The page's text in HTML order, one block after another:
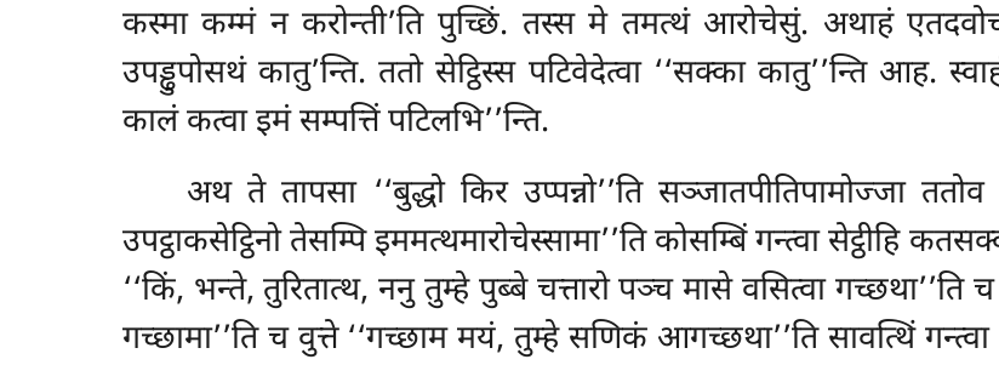
कस्मा कम्मं न करोन्ती’ति पुच्छिं. तस्स मे तमत्थं आरोचेसुं. अथाहं
उपड्ढुपोसथं कातु’न्ति. ततो सेट्ठिस्स पटिवेदेत्वा ‘‘सक्का कातु’’न्ति आह.
कालं कत्वा इमं सम्पत्तिं पटिलभि’’न्ति.
अथ ते तापसा ‘‘बुद्धो किर उप्पन्नो’’ति सञ्जातपीतिपामोज्जा
उपट्ठाकसेट्ठिनो तेसम्पि इममत्थमारोचेस्सामा’’तिकोसम्बिं गन्त्वा सेट्ठीहि
‘‘किं, भन्ते, तुरितात्थ, ननु तुम्हे पुब्बे चत्तारो पञ्च मासे वसित्वा
गच्छामा’’ति च वुत्ते ‘‘गच्छाम मयं, तुम्हे सणिकं आगच्छथा’’ति सावत्थिं